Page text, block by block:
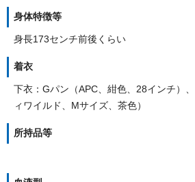
身体特徴等
身長173センチ前後くらい
着衣
下衣：Gパン（APC、紺色、28インチ）
ィワイルド、Mサイズ、茶色）
所持品等